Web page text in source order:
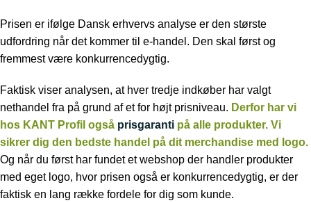
Prisen er ifølge Dansk erhvervs analyse er den største
udfordring når det kommer til e-handel. Den skal først og
fremmest være konkurrencedygtig.
Faktisk viser analysen, at hver tredje indkøber har valgt
nethandel fra på grund af et for højt prisniveau. Derfor har vi
hos KANT Profil også prisgaranti på alle produkter. Vi
sikrer dig den bedste handel på dit merchandise med logo.
Og når du først har fundet et webshop der handler produkter
med eget logo, hvor prisen også er konkurrencedygtig, er der
faktisk en lang række fordele for dig som kunde.